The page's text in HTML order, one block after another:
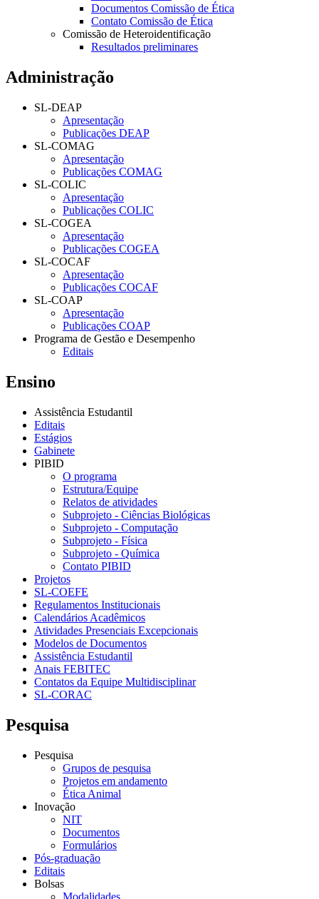
Documentos Comissão de Ética
Contato Comissão de Ética
Comissão de Heteroidentificação
Resultados preliminares
Administração
SL-DEAP
Apresentação
Publicações DEAP
SL-COMAG
Apresentação
Publicações COMAG
SL-COLIC
Apresentação
Publicações COLIC
SL-COGEA
Apresentação
Publicações COGEA
SL-COCAF
Apresentação
Publicações COCAF
SL-COAP
Apresentação
Publicações COAP
Programa de Gestão e Desempenho
Editais
Ensino
Assistência Estudantil
Editais
Estágios
Gabinete
PIBID
O programa
Estrutura/Equipe
Relatos de atividades
Subprojeto - Ciências Biológicas
Subprojeto - Computação
Subprojeto - Física
Subprojeto - Química
Contato PIBID
Projetos
SL-COEFE
Regulamentos Institucionais
Calendários Acadêmicos
Atividades Presenciais Excepcionais
Modelos de Documentos
Assistência Estudantil
Anais FEBITEC
Contatos da Equipe Multidisciplinar
SL-CORAC
Pesquisa
Pesquisa
Grupos de pesquisa
Projetos em andamento
Ética Animal
Inovação
NIT
Documentos
Formulários
Pós-graduação
Editais
Bolsas
Modalidades